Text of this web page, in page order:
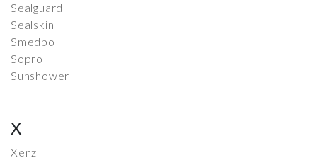
Sealguard
Sealskin
Smedbo
Sopro
Sunshower
X
Xenz